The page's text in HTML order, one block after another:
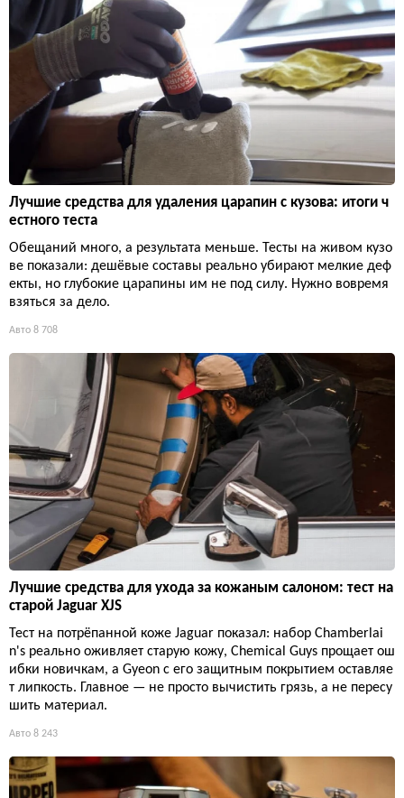
Лучшие средства для удаления царапин с кузова: итоги ч
естного теста
Обещаний много, а результата меньше. Тесты на живом кузо
ве показали: дешёвые составы реально убирают мелкие деф
екты, но глубокие царапины им не под силу. Нужно вовремя
взяться за дело.
Авто 8 708
Лучшие средства для ухода за кожаным салоном: тест на
старой Jaguar XJS
Тест на потрёпанной коже Jaguar показал: набор Chamberlai
n's реально оживляет старую кожу, Chemical Guys прощает ош
ибки новичкам, а Gyeon с его защитным покрытием оставляе
т липкость. Главное — не просто вычистить грязь, а не пересу
шить материал.
Авто 8 243